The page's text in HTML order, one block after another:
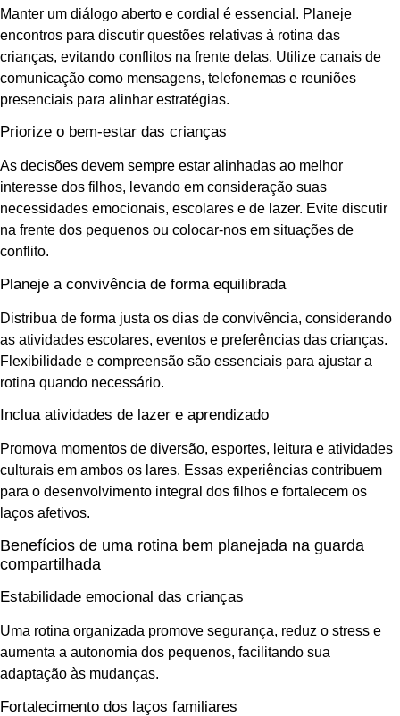
Manter um diálogo aberto e cordial é essencial. Planeje
encontros para discutir questões relativas à rotina das
crianças, evitando conflitos na frente delas. Utilize canais de
comunicação como mensagens, telefonemas e reuniões
presenciais para alinhar estratégias.
Priorize o bem-estar das crianças
As decisões devem sempre estar alinhadas ao melhor
interesse dos filhos, levando em consideração suas
necessidades emocionais, escolares e de lazer. Evite discutir
na frente dos pequenos ou colocar-nos em situações de
conflito.
Planeje a convivência de forma equilibrada
Distribua de forma justa os dias de convivência, considerando
as atividades escolares, eventos e preferências das crianças.
Flexibilidade e compreensão são essenciais para ajustar a
rotina quando necessário.
Inclua atividades de lazer e aprendizado
Promova momentos de diversão, esportes, leitura e atividades
culturais em ambos os lares. Essas experiências contribuem
para o desenvolvimento integral dos filhos e fortalecem os
laços afetivos.
Benefícios de uma rotina bem planejada na guarda
compartilhada
Estabilidade emocional das crianças
Uma rotina organizada promove segurança, reduz o stress e
aumenta a autonomia dos pequenos, facilitando sua
adaptação às mudanças.
Fortalecimento dos laços familiares